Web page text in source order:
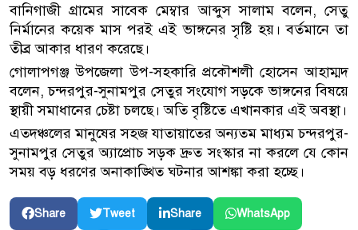
বানিগাজী গ্রামের সাবেক মেম্বার আব্দুস সালাম বলেন, সেতু
নির্মানের কয়েক মাস পরই এই ভাঙ্গনের সৃষ্টি হয়। বর্তমানে তা
তীব্র আকার ধারণ করেছে।
গোলাপগঞ্জ উপজেলা উপ-সহকারি প্রকৌশলী হোসেন আহাম্মদ
বলেন, চন্দরপুর-সুনামপুর সেতুর সংযোগ সড়কে ভাঙ্গনের বিষয়ে
স্থায়ী সমাধানের চেষ্টা চলছে। অতি বৃষ্টিতে এখানকার এই অবস্থা।
এতদঞ্চলের মানুষের সহজ যাতায়াতের অন্যতম মাধ্যম চন্দরপুর-
সুনামপুর সেতুর অ্যাপ্রোচ সড়ক দ্রুত সংস্কার না করলে যে কোন
সময় বড় ধরণের অনাকাঙ্খিত ঘটনার আশঙ্কা করা হচ্ছে।
Share Tweet Share WhatsApp